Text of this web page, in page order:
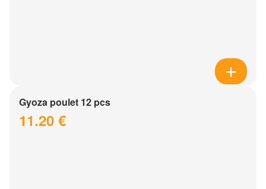
Gyoza poulet 12 pcs
11.20 €